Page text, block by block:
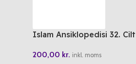
Islam Ansiklopedisi 32. Cilt
200,00 kr. inkl. moms